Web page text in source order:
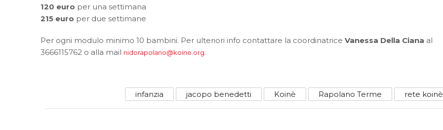
120 euro per una settimana
215 euro per due settimane
Per ogni modulo minimo 10 bambini. Per ulteriori info contattare la coordinatrice Vanessa Della Ciana al
3666115762 o alla mail nidorapolano@koine.org.
infanzia jacopo benedetti Koinè Rapolano Terme rete koinè